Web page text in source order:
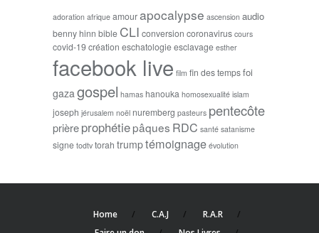
adoration afrique amourapocalypse ascension audio
benny hinn bible CLI conversion coronavirus cours
covid-19création eschatologieesclavage esther
facebook live film fin des tempsfoi
gazagospel hamas hanouka homosexualité islam
joseph jérusalem noël nuremberg pasteurs pentecôte
prièreprophétiepâques RDC santé satanisme
signe todtv torah trumptémoignage évolution
Home C.A.J
R.A.R